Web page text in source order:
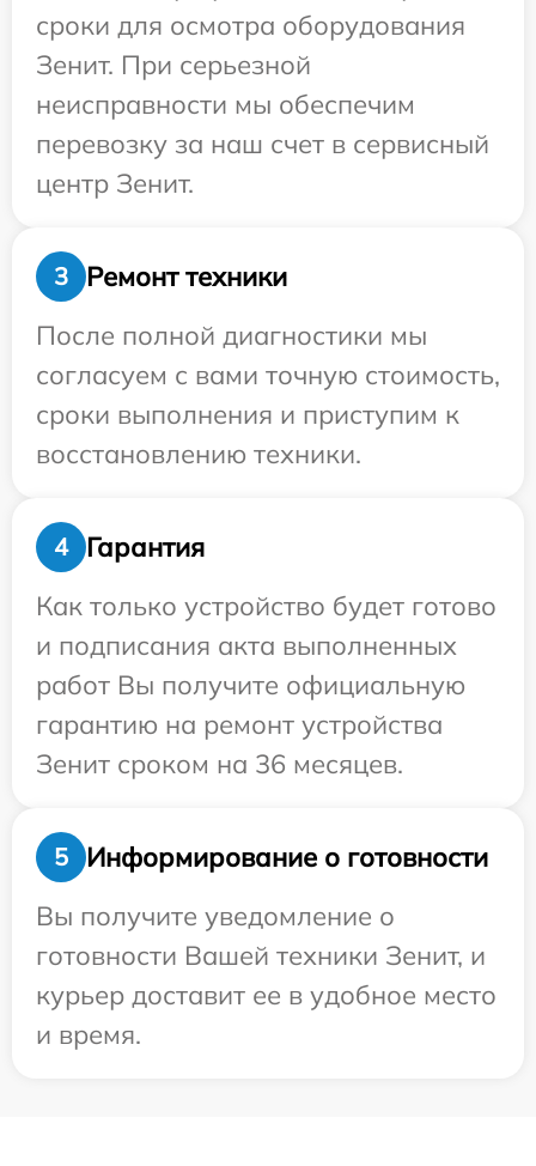
сроки для осмотра оборудования
Зенит. При серьезной
неисправности мы обеспечим
перевозку за наш счет в сервисный
центр Зенит.
3
Ремонт техники
После полной диагностики мы
согласуем с вами точную стоимость,
сроки выполнения и приступим к
восстановлению техники.
4
Гарантия
Как только устройство будет готово
и подписания акта выполненных
работ Вы получите официальную
гарантию на ремонт устройства
Зенит сроком на 36 месяцев.
5
Информирование о готовности
Вы получите уведомление о
готовности Вашей техники Зенит, и
курьер доставит ее в удобное место
и время.